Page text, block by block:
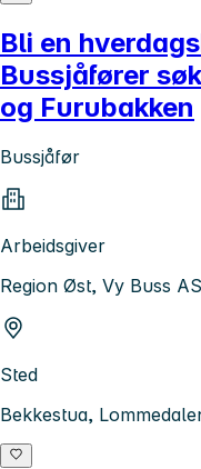
Bli en
Bussjåfører
og Furubakken
Bussjåfør
Arbeidsgiver
Region Øst, Vy Buss AS
Sted
Bekkestua,